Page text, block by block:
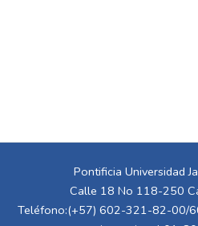
Pontificia Universidad
Calle 18 No 118-250
Teléfono:(+57) 602-321-82-00/